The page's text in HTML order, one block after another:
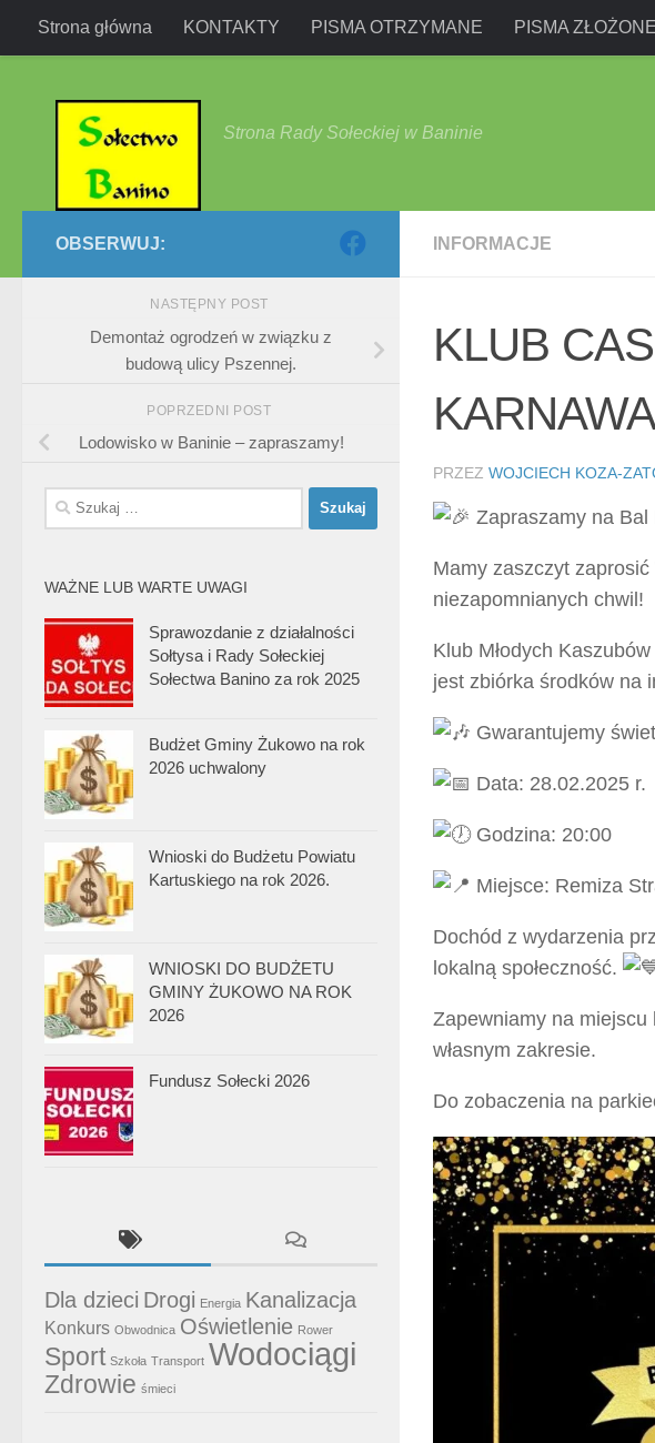
Przejdź do treści
Strona główna KONTAKTY PISMA OTRZYMANE PISMA ZŁOŻONE
Strona Rady Sołeckiej w Baninie
INFORMACJE
KLUB
PRZEZ WOJCIECH KOZA-
Zapraszamy na Bal
Mamy zaszczyt
niezapomnianych chwil!
Klub Młodych
jest zbiórka środków na
Gwarantujemy
Data: 28.02.2025 r.
Godzina: 20:00
Miejsce: Remiza
Dochód z wydarzenia
lokalną społeczność.
Zapewniamy na miejscu
własnym zakresie.
Do zobaczenia na
OBSERWUJ:
NASTĘPNY POST
Demontaż ogrodzeń w związku z
budową ulicy Pszennej.
POPRZEDNI POST
Lodowisko w Baninie – zapraszamy!
Szukaj:
WAŻNE LUB WARTE UWAGI
Sprawozdanie z działalności
Sołtysa i Rady Sołeckiej
Sołectwa Banino za rok 2025
Budżet Gminy Żukowo na rok
2026 uchwalony
Wnioski do Budżetu Powiatu
Kartuskiego na rok 2026.
WNIOSKI DO BUDŻETU
GMINY ŻUKOWO NA ROK
2026
Fundusz Sołecki 2026
Dla dzieci Drogi Energia Kanalizacja
Konkurs Obwodnica Oświetlenie Rower
Sport Szkoła Transport Wodociągi
Zdrowie śmieci